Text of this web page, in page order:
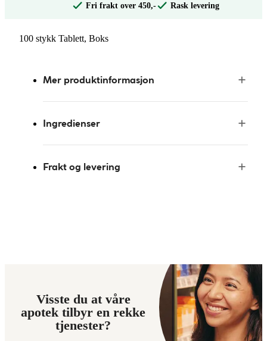
Fri frakt over 450,- Rask levering
100 stykk Tablett, Boks
Mer produktinformasjon
Ingredienser
Frakt og levering
Visste du at våre
apotek tilbyr en rekke
tjenester?